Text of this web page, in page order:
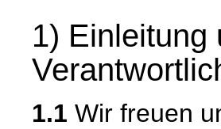
1) Einleitung
1.1 Wir freuen